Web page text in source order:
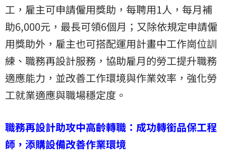
工，雇主可申請僱用獎助，每聘用1人，每月補
助6,000元，最長可領6個月；又除依規定申請僱
用獎助外，雇主也可搭配運用計畫中工作崗位訓
練、職務再設計服務，協助雇月的勞工提升職務
適應能力，並改善工作環境與作業效率，強化勞
工就業適應與職場穩定度。
職務再設計助攻中高齡轉職：成功轉銜品保工程
師，添購設備改善作業環境